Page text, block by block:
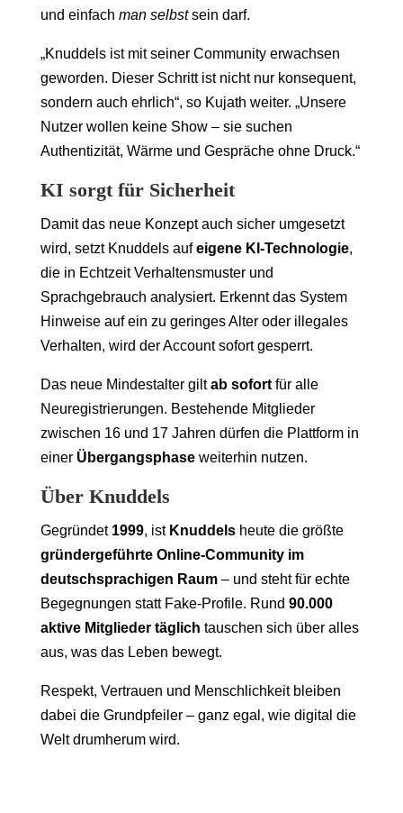
und einfach man selbstsein darf.
„Knuddels ist mit seiner Community erwachsen
geworden. Dieser Schritt ist nicht nur konsequent,
sondern auch ehrlich“, so Kujath weiter. „Unsere
Nutzer wollen keine Show – sie suchen
Authentizität, Wärme und Gespräche ohne Druck.“
KI sorgt für Sicherheit
Damit das neue Konzept auch sicher umgesetzt
wird, setzt Knuddels aufeigene KI-Technologie,
die in Echtzeit Verhaltensmuster und
Sprachgebrauch analysiert. Erkennt das System
Hinweise auf ein zu geringes Alter oder illegales
Verhalten, wird der Account sofort gesperrt.
Das neue Mindestalter giltab sofortfür alle
Neuregistrierungen. Bestehende Mitglieder
zwischen 16 und 17 Jahren dürfen die Plattform in
einer Übergangsphaseweiterhin nutzen.
Über Knuddels
Gegründet 1999, ist Knuddelsheute die größte
gründergeführte Online-Community im
deutschsprachigen Raum– und steht für echte
Begegnungen statt Fake-Profile. Rund 90.000
aktive Mitglieder täglich tauschen sich über alles
aus, was das Leben bewegt.
Respekt, Vertrauen und Menschlichkeit bleiben
dabei die Grundpfeiler – ganz egal, wie digital die
Welt drumherum wird.